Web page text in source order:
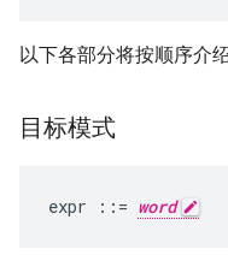
以下各部分将按顺序介
目标模式
expr ::= word